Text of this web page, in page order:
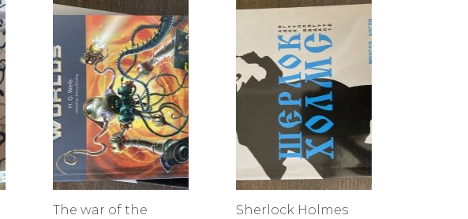
The war of the
Sherlock Holmes